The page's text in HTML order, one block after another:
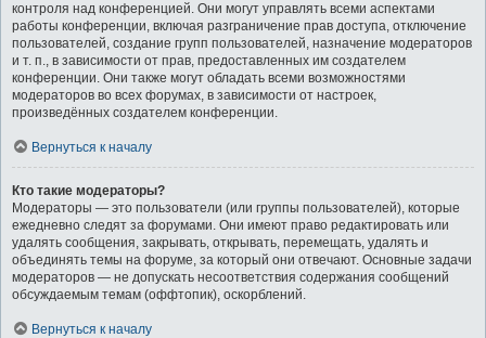
контроля над конференцией. Они могут управлять всеми аспектами
работы конференции, включая разграничение прав доступа, отключение
пользователей, создание групп пользователей, назначение модераторов
и т. п., в зависимости от прав, предоставленных им создателем
конференции. Они также могут обладать всеми возможностями
модераторов во всех форумах, в зависимости от настроек,
произведённых создателем конференции.
Вернуться к началу
Кто такие модераторы?
Модераторы — это пользователи (или группы пользователей), которые
ежедневно следят за форумами. Они имеют право редактировать или
удалять сообщения, закрывать, открывать, перемещать, удалять и
объединять темы на форуме, за который они отвечают. Основные задачи
модераторов — не допускать несоответствия содержания сообщений
обсуждаемым темам (оффтопик), оскорблений.
Вернуться к началу